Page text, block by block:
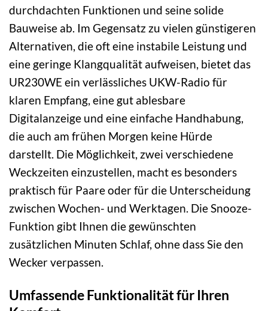
durchdachten Funktionen und seine solide
Bauweise ab. Im Gegensatz zu vielen günstigeren
Alternativen, die oft eine instabile Leistung und
eine geringe Klangqualität aufweisen, bietet das
UR230WE ein verlässliches UKW-Radio für
klaren Empfang, eine gut ablesbare
Digitalanzeige und eine einfache Handhabung,
die auch am frühen Morgen keine Hürde
darstellt. Die Möglichkeit, zwei verschiedene
Weckzeiten einzustellen, macht es besonders
praktisch für Paare oder für die Unterscheidung
zwischen Wochen- und Werktagen. Die Snooze-
Funktion gibt Ihnen die gewünschten
zusätzlichen Minuten Schlaf, ohne dass Sie den
Wecker verpassen.
Umfassende Funktionalität für Ihren